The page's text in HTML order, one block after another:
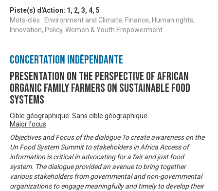
Piste(s) d'Action: 1 , 2, 3, 4, 5
Mots-clés : Environment and Climate, Finance, Human rights,
Innovation, Policy, Women & Youth Empowerment
Concertation Indépendante
Presentation on the perspective of African
Organic Family Farmers on sustainable food
systems
Cible géographique: Sans cible géographique
Major focus
Objectives and Focus of the dialogue To create awareness on the
Un Food System Summit to stakeholders in Africa Access of
information is critical in advocating for a fair and just food
system. The dialogue provided an avenue to bring together
various stakeholders from governmental and non-governmental
organizations to engage meaningfully and timely to develop their